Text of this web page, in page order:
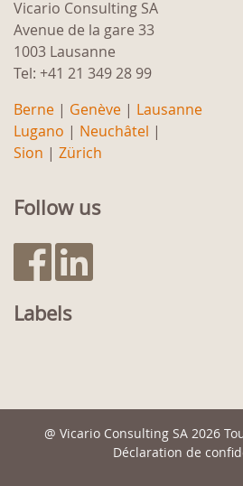
Vicario Consulting SA
Avenue de la gare 33
1003 Lausanne
Tel: +41 21 349 28 99
Berne | Genève | Lausanne
Lugano | Neuchâtel |
Sion | Zürich
Follow us
Labels
@ Vicario Consulting SA 2026
Déclaration de